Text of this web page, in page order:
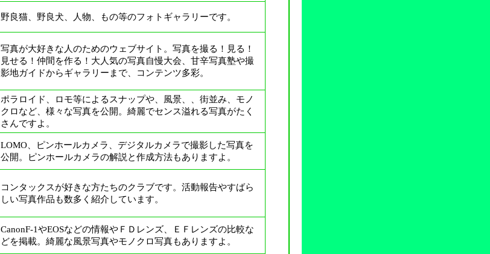
野良猫、野良犬、人物、もの等のフォトギャラリーです。
写真が大好きな人のためのウェブサイト。写真を撮る！見る！
見せる！仲間を作る！大人気の写真自慢大会、甘辛写真塾や撮
影地ガイドからギャラリーまで、コンテンツ多彩。
ポラロイド、ロモ等によるスナップや、風景、、街並み、モノ
クロなど、様々な写真を公開。綺麗でセンス溢れる写真がたく
さんですよ。
LOMO、ピンホールカメラ、デジタルカメラで撮影した写真を
公開。ピンホールカメラの解説と作成方法もありますよ。
コンタックスが好きな方たちのクラブです。活動報告やすばら
しい写真作品も数多く紹介しています。
CanonF-1やEOSなどの情報やＦＤレンズ、ＥＦレンズの比較な
どを掲載。綺麗な風景写真やモノクロ写真もありますよ。